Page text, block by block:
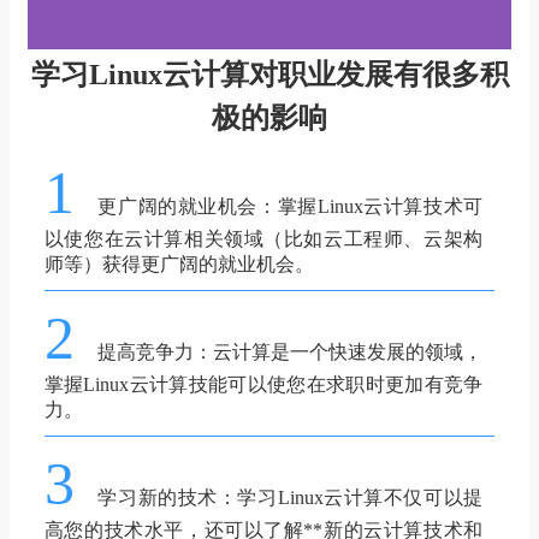
学习Linux云计算对职业发展有很多积
极的影响
1
更广阔的就业机会：掌握Linux云计算技术可
以使您在云计算相关领域（比如云工程师、云架构
师等）获得更广阔的就业机会。
2
提高竞争力：云计算是一个快速发展的领域，
掌握Linux云计算技能可以使您在求职时更加有竞争
力。
3
学习新的技术：学习Linux云计算不仅可以提
高您的技术水平，还可以了解**新的云计算技术和